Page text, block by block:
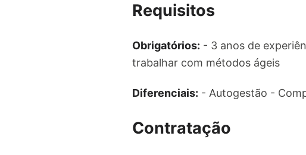
Requisitos
Obrigatórios: - 3 anos de
trabalhar com métodos ágeis
Diferenciais: - Autogestão -
Contratação